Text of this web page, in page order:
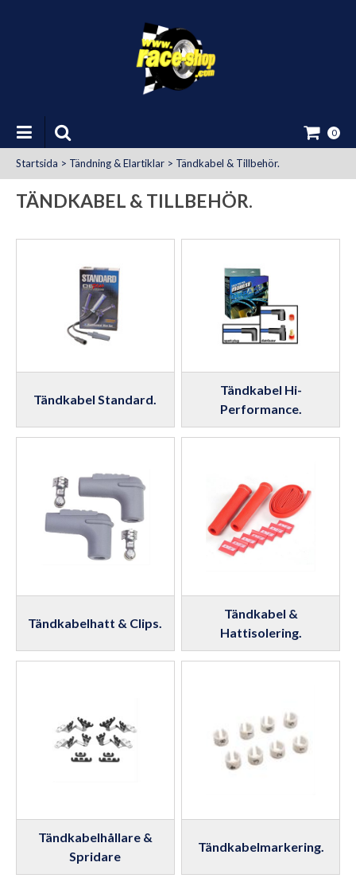
0
Startsida > Tändning & Elartiklar > Tändkabel & Tillbehör.
TÄNDKABEL & TILLBEHÖR.
Tändkabel Standard.
Tändkabel Hi-
Performance.
Tändkabelhatt & Clips.
Tändkabel &
Hattisolering.
Tändkabelhållare &
Spridare
Tändkabelmarkering.